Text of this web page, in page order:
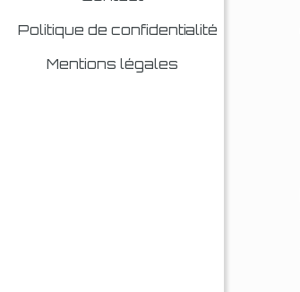
Politique de confidentialité
Mentions légales